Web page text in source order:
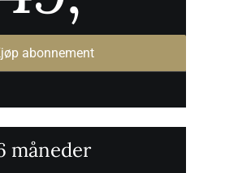
abonnement
måneder